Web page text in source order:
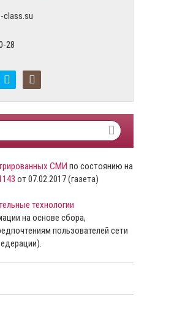
class.su
28
СМИ по состоянию на
от 07.02.2017 (газета)
технологии
на основе сбора,
пользователей сети